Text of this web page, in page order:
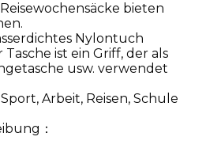
bieten
Nylontuch
ist ein Griff, der als
usw. verwendet
Arbeit, Reisen, Schule
：